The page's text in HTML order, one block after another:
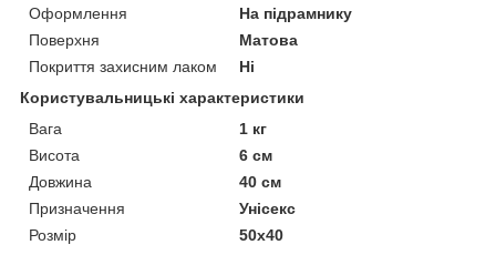
Оформлення
На підрамнику
Поверхня
Матова
Покриття захисним лаком
Ні
Користувальницькі характеристики
Вага
1 кг
Висота
6 см
Довжина
40 см
Призначення
Унісекс
Розмір
50х40